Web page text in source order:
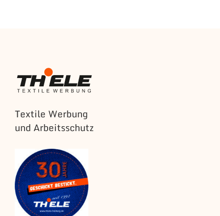
Textile Werbung
und Arbeitsschutz